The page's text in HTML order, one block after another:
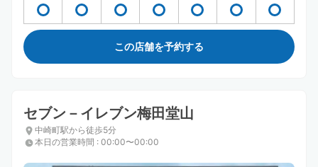
この店舗を予約する
セブン－イレブン梅田堂山
中崎町駅から徒歩5分
本日の営業時間 : 00:00〜00:00